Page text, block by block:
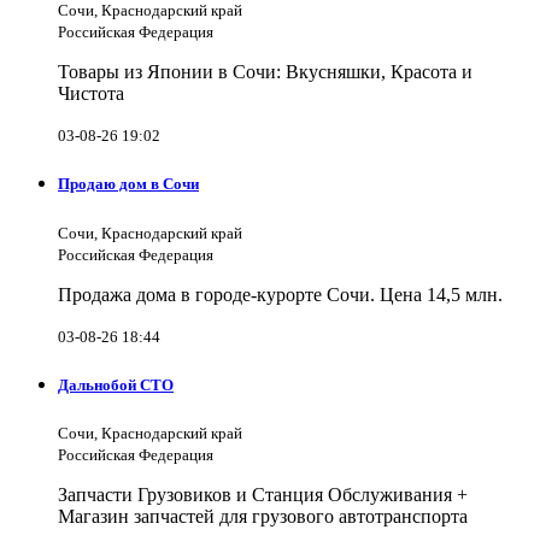
Сочи, Краснодарский край
Российская Федерация
Товары из Японии в Сочи: Вкусняшки, Красота и
Чистота
03-08-26 19:02
Продаю дом в Сочи
Сочи, Краснодарский край
Российская Федерация
Продажа дома в городе-курорте Сочи. Цена 14,5 млн.
03-08-26 18:44
Дальнобой СТО
Сочи, Краснодарский край
Российская Федерация
Запчасти Грузовиков и Станция Обслуживания +
Магазин запчастей для грузового автотранспорта